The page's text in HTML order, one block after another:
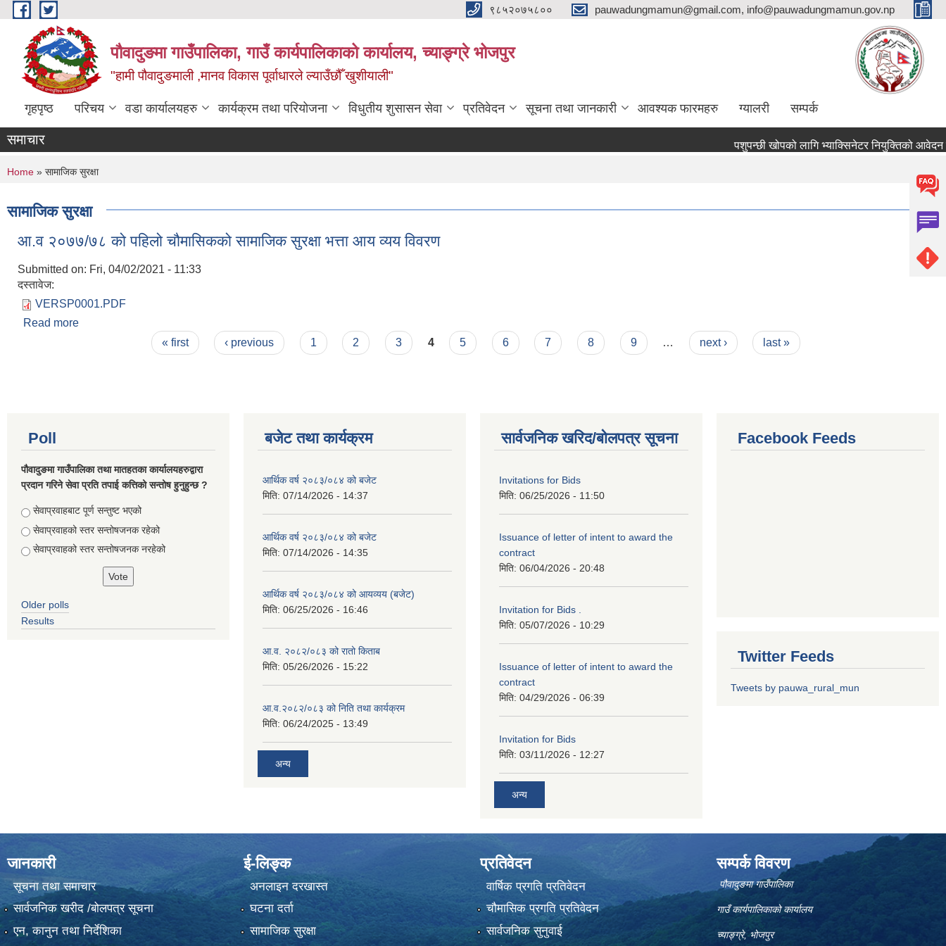
Skip to main content ९८५२०७५८०० pauwadungmamun@gmail.com, info@pauwadungmamun.gov.np
पौवादुङमा गाउँपालिका, गाउँ कार्यपालिकाको कार्यालय, च्याङ्ग्रे भोजपुर
"हामी पौवादुङमाली ,मानव विकास पूर्वाधारले ल्याउँछौँ खुशीयाली"
गृहपृष्ठ परिचय वडा कार्यालयहरु कार्यक्रम तथा परियोजना विधुतीय शुसासन सेवा प्रतिवेदन सूचना तथा जानकारी आवश्यक फारमहरु ग्यालरी सम्पर्क
समाचार पशुपन्छी खोपको लागि भ्याक्सिनेटर नियुक्तिको आवेदन पेश
You are here
Home » सामाजिक सुरक्षा
सामाजिक सुरक्षा
आ.व २०७७/७८ को पहिलो चौमासिकको सामाजिक सुरक्षा भत्ता आय व्यय विवरण
Submitted on: Fri, 04/02/2021 - 11:33
दस्तावेज:
VERSP0001.PDF
Read more
« first ‹ previous 1 2 3 4 5 6 7 8 9 … next › last »
Poll
पौवादुङमा गाउँपालिका तथा मातहतका कार्यालयहरुद्वारा
प्रदान गरिने सेवा प्रति तपाई कत्तिको सन्तोष हुनुहुन्छ ?
Choices
सेवाप्रवाहबाट पूर्ण सन्तुष्ट भएको
सेवाप्रवाहको स्तर सन्तोषजनक रहेको
सेवाप्रवाहको स्तर सन्तोषजनक नरहेको
Older polls
Results
बजेट तथा कार्यक्रम
आर्थिक वर्ष २०८३/०८४ को बजेट
मिति: 07/14/2026 - 14:37
आर्थिक वर्ष २०८३/०८४ को बजेट
मिति: 07/14/2026 - 14:35
आर्थिक वर्ष २०८३/०८४ को आयव्यय (बजेट)
मिति: 06/25/2026 - 16:46
आ.व. २०८२/०८३ को रातो किताब
मिति: 05/26/2026 - 15:22
आ.व.२०८२/०८३ को निति तथा कार्यक्रम
मिति: 06/24/2025 - 13:49
अन्य
सार्वजनिक खरिद/बोलपत्र सूचना
Invitations for Bids
मिति: 06/25/2026 - 11:50
Issuance of letter of intent to award the
contract
मिति: 06/04/2026 - 20:48
Invitation for Bids .
मिति: 05/07/2026 - 10:29
Issuance of letter of intent to award the
contract
मिति: 04/29/2026 - 06:39
Invitation for Bids
मिति: 03/11/2026 - 12:27
अन्य
Facebook Feeds
Twitter Feeds
Tweets by pauwa_rural_mun
जानकारी
सूचना तथा समाचार
सार्वजनिक खरीद /बोलपत्र सूचना
एन, कानुन तथा निर्देशिका
ई-लिङ्क
अनलाइन दरखास्त
घटना दर्ता
सामाजिक सुरक्षा
प्रतिवेदन
वार्षिक प्रगति प्रतिवेदन
चौमासिक प्रगति प्रतिवेदन
सार्वजनिक सुनुवाई
सम्पर्क विवरण
पौवादुङमा गाउँपालिका
गाउँ कार्यपालिकाको कार्यालय
च्याङ्ग्रे, भोजपुर